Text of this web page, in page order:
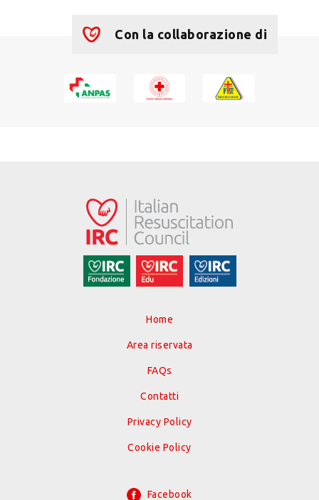
Con la collaborazione di
Home
Area riservata
FAQs
Contatti
Privacy Policy
Cookie Policy
Facebook